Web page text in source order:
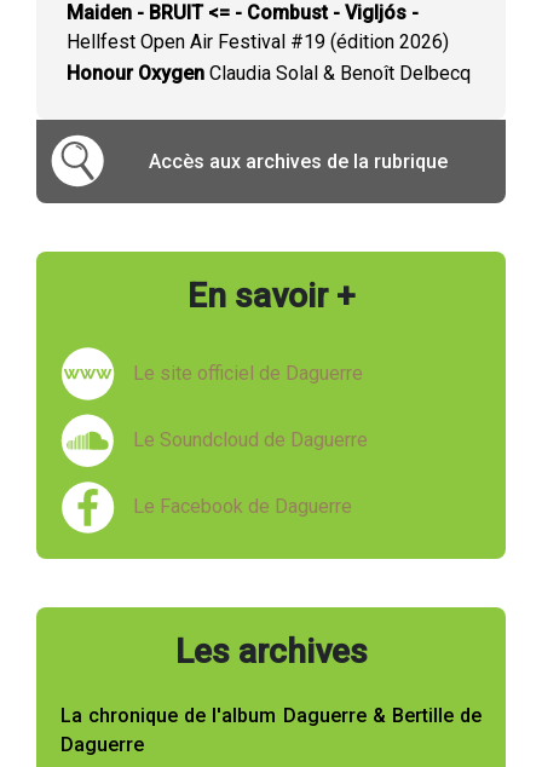
Maiden - BRUIT <= - Combust - Vigljós -
Hellfest Open Air Festival #19 (édition 2026)
Honour Oxygen Claudia Solal & Benoît Delbecq
Accès aux archives de la rubrique
En savoir +
Le site officiel de Daguerre
Le Soundcloud de Daguerre
Le Facebook de Daguerre
Les archives
La chronique de l'album Daguerre & Bertille de
Daguerre